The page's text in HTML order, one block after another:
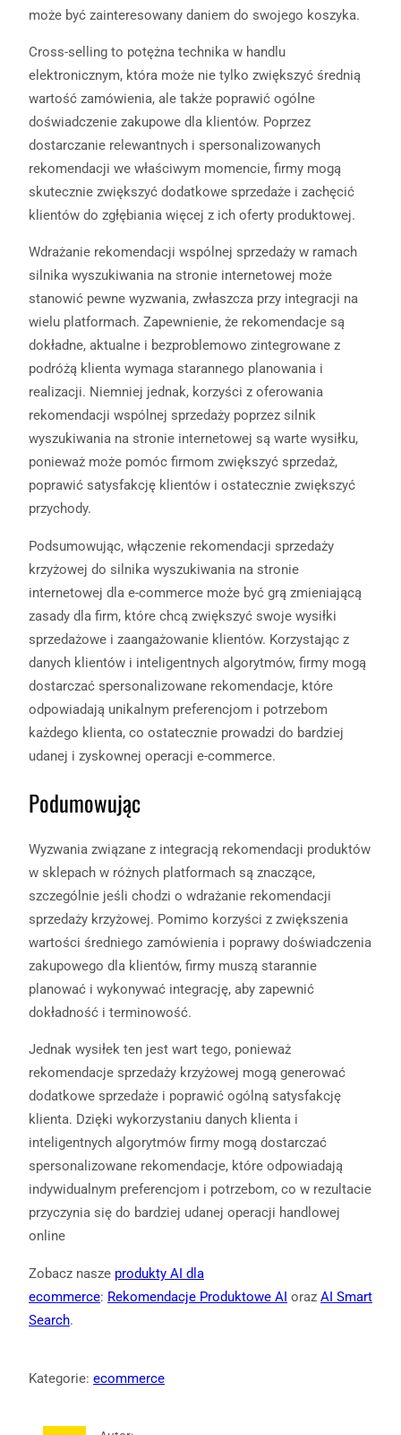
może być zainteresowany daniem do swojego koszyka.
Cross-selling to potężna technika w handlu
elektronicznym, która może nie tylko zwiększyć średnią
wartość zamówienia, ale także poprawić ogólne
doświadczenie zakupowe dla klientów. Poprzez
dostarczanie relewantnych i spersonalizowanych
rekomendacji we właściwym momencie, firmy mogą
skutecznie zwiększyć dodatkowe sprzedaże i zachęcić
klientów do zgłębiania więcej z ich oferty produktowej.
Wdrażanie rekomendacji wspólnej sprzedaży w ramach
silnika wyszukiwania na stronie internetowej może
stanowić pewne wyzwania, zwłaszcza przy integracji na
wielu platformach. Zapewnienie, że rekomendacje są
dokładne, aktualne i bezproblemowo zintegrowane z
podróżą klienta wymaga starannego planowania i
realizacji. Niemniej jednak, korzyści z oferowania
rekomendacji wspólnej sprzedaży poprzez silnik
wyszukiwania na stronie internetowej są warte wysiłku,
ponieważ może pomóc firmom zwiększyć sprzedaż,
poprawić satysfakcję klientów i ostatecznie zwiększyć
przychody.
Podsumowując, włączenie rekomendacji sprzedaży
krzyżowej do silnika wyszukiwania na stronie
internetowej dla e-commerce może być grą zmieniającą
zasady dla firm, które chcą zwiększyć swoje wysiłki
sprzedażowe i zaangażowanie klientów. Korzystając z
danych klientów i inteligentnych algorytmów, firmy mogą
dostarczać spersonalizowane rekomendacje, które
odpowiadają unikalnym preferencjom i potrzebom
każdego klienta, co ostatecznie prowadzi do bardziej
udanej i zyskownej operacji e-commerce.
Podumowując
Wyzwania związane z integracją rekomendacji produktów
w sklepach w różnych platformach są znaczące,
szczególnie jeśli chodzi o wdrażanie rekomendacji
sprzedaży krzyżowej. Pomimo korzyści z zwiększenia
wartości średniego zamówienia i poprawy doświadczenia
zakupowego dla klientów, firmy muszą starannie
planować i wykonywać integrację, aby zapewnić
dokładność i terminowość.
Jednak wysiłek ten jest wart tego, ponieważ
rekomendacje sprzedaży krzyżowej mogą generować
dodatkowe sprzedaże i poprawić ogólną satysfakcję
klienta. Dzięki wykorzystaniu danych klienta i
inteligentnych algorytmów firmy mogą dostarczać
spersonalizowane rekomendacje, które odpowiadają
indywidualnym preferencjom i potrzebom, co w rezultacie
przyczynia się do bardziej udanej operacji handlowej
online
Zobacz nasze produkty AI dla
ecommerce: Rekomendacje Produktowe AI oraz AI Smart
Search.
Kategorie: ecommerce